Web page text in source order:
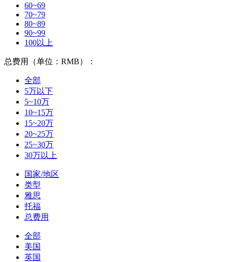
60~69
70~79
80~89
90~99
100以上
总费用（单位：RMB）：
全部
5万以下
5~10万
10~15万
15~20万
20~25万
25~30万
30万以上
国家/地区
类型
雅思
托福
总费用
全部
美国
英国